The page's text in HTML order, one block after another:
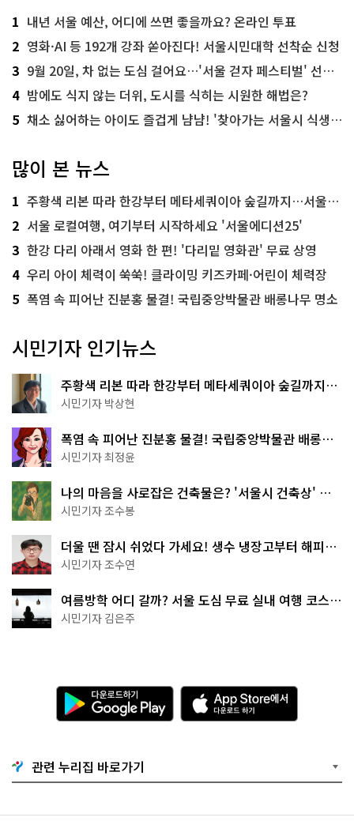
1 내년 서울 예산, 어디에 쓰면 좋을까요? 온라인 투표
2 영화·AI 등 192개 강좌 쏟아진다! 서울시민대학 선착순 신청
3 9월 20일, 차 없는 도심 걸어요…'서울 걷자 페스티벌' 선착순 5천명
4 밤에도 식지 않는 더위, 도시를 식히는 시원한 해법은?
5 채소 싫어하는 아이도 즐겁게 냠냠! '찾아가는 서울시 식생활 교육' 현장
많이 본 뉴스
1 주황색 리본 따라 한강부터 메타세쿼이아 숲길까지…서울둘레길 15코스
2 서울 로컬여행, 여기부터 시작하세요 '서울에디션25'
3 한강 다리 아래서 영화 한 편! '다리밑 영화관' 무료 상영
4 우리 아이 체력이 쑥쑥! 클라이밍 키즈카페·어린이 체력장
5 폭염 속 피어난 진분홍 물결! 국립중앙박물관 배롱나무 명소
시민기자 인기뉴스
주황색 리본 따라 한강부터 메타세쿼이아 숲길까지…
서울둘레길 15코스
시민기자 박상현
폭염 속 피어난 진분홍 물결! 국립중앙박물관 배롱나
무 명소
시민기자 최정윤
나의 마음을 사로잡은 건축물은? '서울시 건축상' 수
상작 공개!
시민기자 조수봉
더울 땐 잠시 쉬었다 가세요! 생수 냉장고부터 해피소
·무더위쉼터까지
시민기자 조수연
여름방학 어디 갈까? 서울 도심 무료 실내 여행 코스
추천
시민기자 김은주
다
운
로
기
G
o
g
A
p
p
e
서
관련 누리집 바로가기